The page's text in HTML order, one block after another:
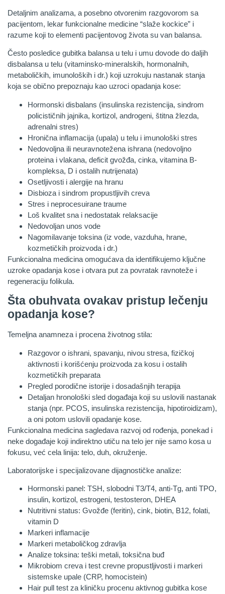
Detaljnim analizama, a posebno otvorenim razgovorom sa
pacijentom, lekar funkcionalne medicine “slaže kockice” i
razume koji to elementi pacijentovog života su van balansa.
Često posledice gubitka balansa u telu i umu dovode do daljih
disbalansa u telu (vitaminsko-mineralskih, hormonalnih,
metaboličkih, imunoloških i dr.) koji uzrokuju nastanak stanja
koja se obično prepoznaju kao uzroci opadanja kose:
Hormonski disbalans (insulinska rezistencija, sindrom
policističnih jajnika, kortizol, androgeni, štitna žlezda,
adrenalni stres)
Hronična inflamacija (upala) u telu i imunološki stres
Nedovoljna ili neuravnotežena ishrana (nedovoljno
proteina i vlakana, deficit gvožđa, cinka, vitamina B-
kompleksa, D i ostalih nutrijenata)
Osetljivosti i alergije na hranu
Disbioza i sindrom propustljivih creva
Stres i neprocesuirane traume
Loš kvalitet sna i nedostatak relaksacije
Nedovoljan unos vode
Nagomilavanje toksina (iz vode, vazduha, hrane,
kozmetičkih proizvoda i dr.)
Funkcionalna medicina omogućava da identifikujemo ključne
uzroke opadanja kose i otvara put za povratak ravnoteže i
regeneraciju folikula.
Šta obuhvata ovakav pristup lečenju
opadanja kose?
Temeljna anamneza i procena životnog stila:
Razgovor o ishrani, spavanju, nivou stresa, fizičkoj
aktivnosti i korišćenju proizvoda za kosu i ostalih
kozmetičkih preparata
Pregled porodične istorije i dosadašnjih terapija
Detaljan hronološki sled događaja koji su uslovili nastanak
stanja (npr. PCOS, insulinska rezistencija, hipotiroidizam),
a oni potom uslovili opadanje kose.
Funkcionalna medicina sagledava razvoj od rođenja, ponekad i
neke događaje koji indirektno utiču na telo jer nije samo kosa u
fokusu, već cela linija: telo, duh, okruženje.
Laboratorijske i specijalizovane dijagnostičke analize:
Hormonski panel: TSH, slobodni T3/T4, anti-Tg, anti TPO,
insulin, kortizol, estrogeni, testosteron, DHEA
Nutritivni status: Gvožđe (feritin), cink, biotin, B12, folati,
vitamin D
Markeri inflamacije
Markeri metaboličkog zdravlja
Analize toksina: teški metali, toksična buđ
Mikrobiom creva i test crevne propustljivosti i markeri
sistemske upale (CRP, homocistein)
Hair pull test za kliničku procenu aktivnog gubitka kose